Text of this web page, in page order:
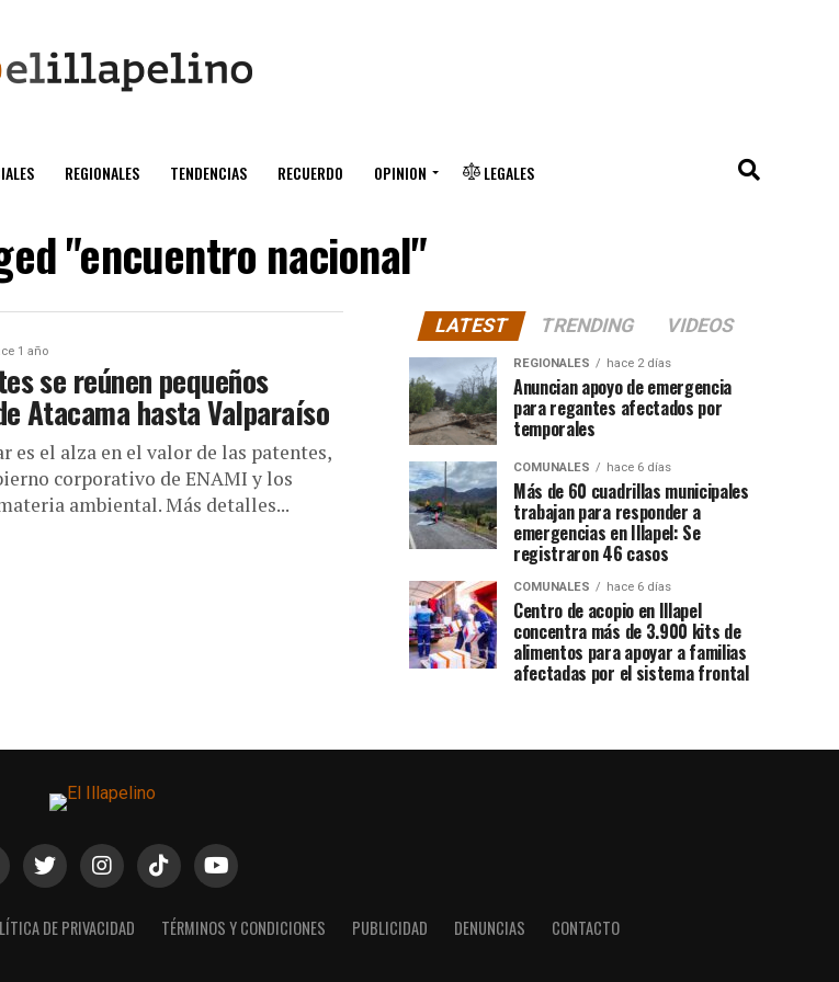
REGIONALES TENDENCIAS RECUERDO OPINION LEGALES
"encuentro nacional"
1 año
se reúnen pequeños
Atacama hasta Valparaíso
es el alza en el valor de las patentes,
corporativo de ENAMI y los
ambiental. Más detalles...
LATEST TRENDING VIDEOS
REGIONALES hace 2 días
Anuncian apoyo de emergencia
para regantes afectados por
temporales
COMUNALES hace 6 días
Más de 60 cuadrillas municipales
trabajan para responder a
emergencias en Illapel: Se
registraron 46 casos
COMUNALES hace 6 días
Centro de acopio en Illapel
concentra más de 3.900 kits de
alimentos para apoyar a familias
afectadas por el sistema frontal
DE PRIVACIDAD TÉRMINOS Y CONDICIONES PUBLICIDAD DENUNCIAS CONTACTO